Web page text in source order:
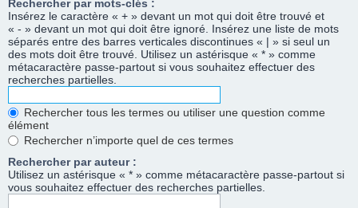
Rechercher par mots-clés :
Insérez le caractère « + » devant un mot qui doit être trouvé et
« - » devant un mot qui doit être ignoré. Insérez une liste de mots
séparés entre des barres verticales discontinues « | » si seul un
des mots doit être trouvé. Utilisez un astérisque « * » comme
métacaractère passe-partout si vous souhaitez effectuer des
recherches partielles.
Rechercher tous les termes ou utiliser une question comme
élément
Rechercher n’importe quel de ces termes
Rechercher par auteur :
Utilisez un astérisque « * » comme métacaractère passe-partout si
vous souhaitez effectuer des recherches partielles.